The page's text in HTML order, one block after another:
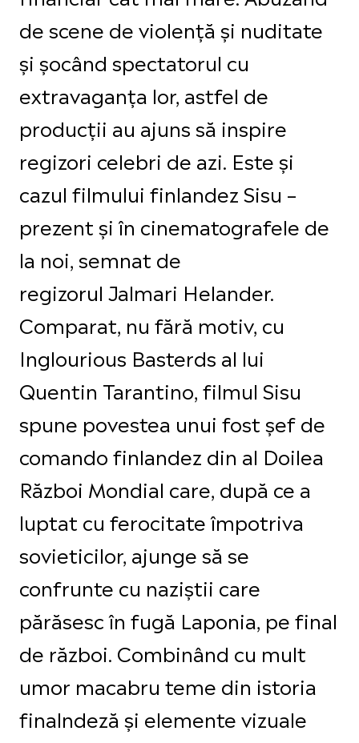
de scene de violență și nuditate
și șocând spectatorul cu
extravaganța lor, astfel de
producții au ajuns să inspire
regizori celebri de azi. Este și
cazul filmului finlandez Sisu –
prezent și în cinematografele de
la noi, semnat de
regizorul Jalmari Helander.
Comparat, nu fără motiv, cu
Inglourious Basterds al lui
Quentin Tarantino, filmul Sisu
spune povestea unui fost șef de
comando finlandez din al Doilea
Război Mondial care, după ce a
luptat cu ferocitate împotriva
sovieticilor, ajunge să se
confrunte cu naziștii care
părăsesc în fugă Laponia, pe final
de război. Combinând cu mult
umor macabru teme din istoria
finalndeză și elemente vizuale